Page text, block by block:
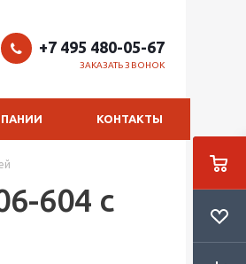
+7 495 480-05-67
ЗАКАЗАТЬ ЗВОНОК
КОНТАКТЫ
604 с